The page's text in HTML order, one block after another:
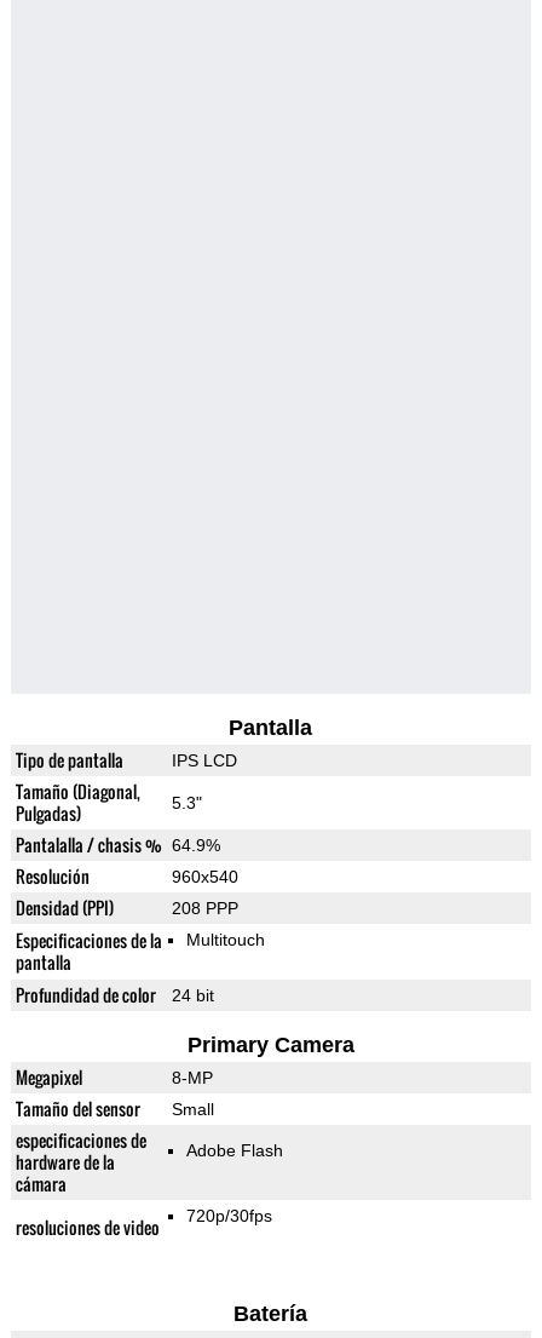
Pantalla
Tipo de pantalla IPS LCD
Tamaño (Diagonal,
Pulgadas)
5.3"
Pantalalla / chasis % 64.9%
Resolución 960x540
Densidad (PPI) 208 PPP
Especificaciones de la
pantalla
Multitouch
Profundidad de color 24 bit
Primary Camera
Megapixel 8-MP
Tamaño del sensor Small
especificaciones de
hardware de la
cámara
Adobe Flash
resoluciones de video 720p/30fps
Batería